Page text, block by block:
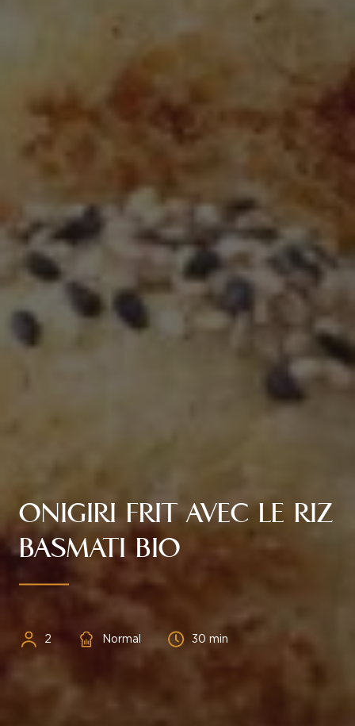
ONIGIRI FRIT AVEC LE RIZ
BASMATI BIO
Personnes
2 Difficulté
Normal Temps30 min